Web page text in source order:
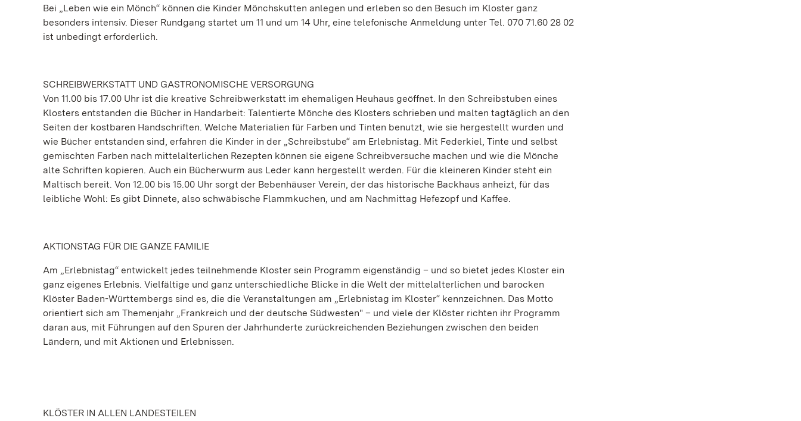
Bei „Leben wie ein Mönch“ können die Kinder Mönchskutten anlegen und erleben so den Besuch im Kloster ganz
besonders intensiv. Dieser Rundgang startet um 11 und um 14 Uhr, eine telefonische Anmeldung unter Tel. 070 71.60 28 02
ist unbedingt erforderlich.
SCHREIBWERKSTATT UND GASTRONOMISCHE VERSORGUNG
Von 11.00 bis 17.00 Uhr ist die kreative Schreibwerkstatt im ehemaligen Heuhaus geöffnet. In den Schreibstuben eines
Klosters entstanden die Bücher in Handarbeit: Talentierte Mönche des Klosters schrieben und malten tagtäglich an den
Seiten der kostbaren Handschriften. Welche Materialien für Farben und Tinten benutzt, wie sie hergestellt wurden und
wie Bücher entstanden sind, erfahren die Kinder in der „Schreibstube“ am Erlebnistag. Mit Federkiel, Tinte und selbst
gemischten Farben nach mittelalterlichen Rezepten können sie eigene Schreibversuche machen und wie die Mönche
alte Schriften kopieren. Auch ein Bücherwurm aus Leder kann hergestellt werden. Für die kleineren Kinder steht ein
Maltisch bereit. Von 12.00 bis 15.00 Uhr sorgt der Bebenhäuser Verein, der das historische Backhaus anheizt, für das
leibliche Wohl: Es gibt Dinnete, also schwäbische Flammkuchen, und am Nachmittag Hefezopf und Kaffee.
AKTIONSTAG FÜR DIE GANZE FAMILIE
Am „Erlebnistag“ entwickelt jedes teilnehmende Kloster sein Programm eigenständig – und so bietet jedes Kloster ein
ganz eigenes Erlebnis. Vielfältige und ganz unterschiedliche Blicke in die Welt der mittelalterlichen und barocken
Klöster Baden-Württembergs sind es, die die Veranstaltungen am „Erlebnistag im Kloster“ kennzeichnen. Das Motto
orientiert sich am Themenjahr „Frankreich und der deutsche Südwesten" – und viele der Klöster richten ihr Programm
daran aus, mit Führungen auf den Spuren der Jahrhunderte zurückreichenden Beziehungen zwischen den beiden
Ländern, und mit Aktionen und Erlebnissen.
KLÖSTER IN ALLEN LANDESTEILEN